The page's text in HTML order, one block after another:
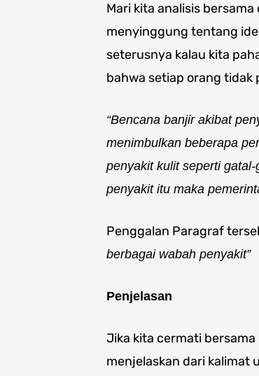
Mari kita analisis
menyinggung tentang
seterusnya kalau kita
bahwa setiap orang tidak
“Bencana banjir akibat
menimbulkan beberapa
penyakit kulit seperti
penyakit itu maka
Penggalan Paragraf
berbagai wabah penyakit”
Penjelasan
Jika kita cermati
menjelaskan dari kalimat